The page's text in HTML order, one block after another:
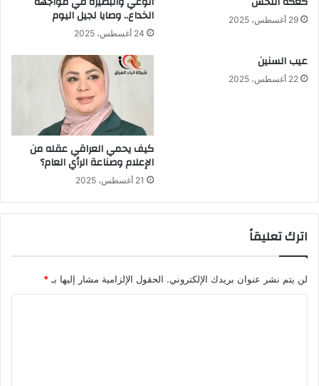
29 أغسطس، 2025 الخداع.. وصايا لجيل اليوم
24 أغسطس، 2025
عيب السنين
22 أغسطس، 2025
كيف يحمي العراقي عقله من
الإعلام وصناعة الرأي العام؟
21 أغسطس، 2025
اترك تعليقاً
لن يتم نشر عنوان بريدك الإلكتروني. الحقول الإلزامية مشار إليها بـ *